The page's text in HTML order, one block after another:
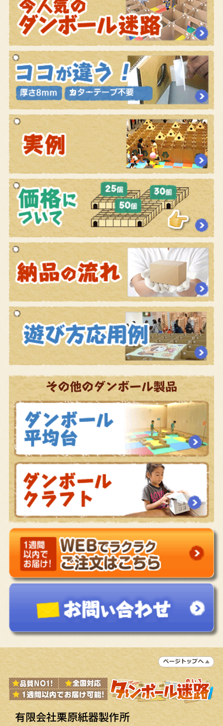
その他のダンボール製品
有限会社栗原紙器製作所